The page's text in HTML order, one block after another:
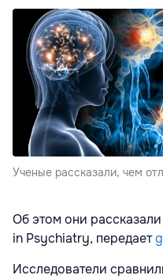
Ученые рассказали, чем
Об этом они
in Psychiatry, передает
Исследователи